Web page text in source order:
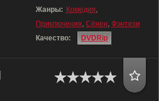
Жанры: Комедия,
Приключения, Сёнен, Фэнтези
Качество:
DVDRip